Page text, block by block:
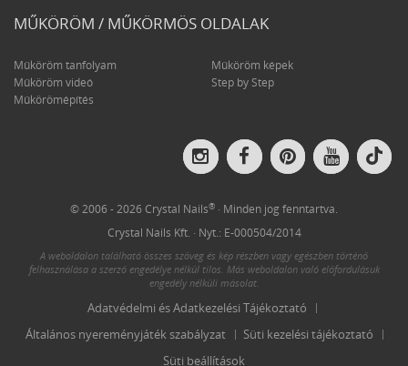
MŰKÖRÖM / MŰKÖRMÖS OLDALAK
Műköröm tanfolyam
Műköröm képek
Műköröm videó
Step by Step
Műkörömépítés
Crystal
Nails
Instagram
Crystal
Nails
Facebook
Crystal
Nails
Pinterest
Crystal
Nails
© 2006 - 2026 Crystal Nails® · Minden jog fenntartva.
Crystal Nails Kft. · Nyt.: E-000504/2014
A weboldalon található összes szöveg és kép részben vagy egészben történő
felhasználása a szerző engedélye nélkül tilos. Más weboldalon való előfordulásuk
engedély nélküli másolat.
Adatvédelmi és Adatkezelési Tájékoztató
Általános nyereményjáték szabályzat
Süti kezelési tájékoztató
Süti beállítások